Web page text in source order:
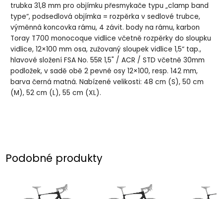
trubka 31,8 mm pro objímku přesmykače typu „clamp band
type“, podsedlová objímka = rozpěrka v sedlové trubce,
výměnná koncovka rámu, 4 závit. body na rámu, karbon
Toray T700 monocoque vidlice včetně rozpěrky do sloupku
vidlice, 12×100 mm osa, zužovaný sloupek vidlice 1,5“ tap.,
hlavové složení FSA No. 55R 1,5" / ACR / STD včetně 30mm
podložek, v sadě obě 2 pevné osy 12×100, resp. 142 mm,
barva černá matná. Nabízené velikosti: 48 cm (S), 50 cm
(M), 52 cm (L), 55 cm (XL).
Podobné produkty